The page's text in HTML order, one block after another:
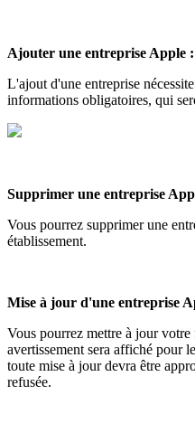
Ajouter une entreprise Apple :
L'ajout d'une entreprise
informations obligatoires, qui
Supprimer une entreprise
Vous pourrez supprimer une
établissement.
Mise à jour d'une entreprise
Vous pourrez mettre à jour
avertissement sera affiché pour
toute mise à jour devra être
refusée.